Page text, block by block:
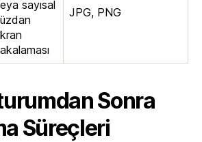
sayısal
JPG, PNG
Sonra
Süreçleri